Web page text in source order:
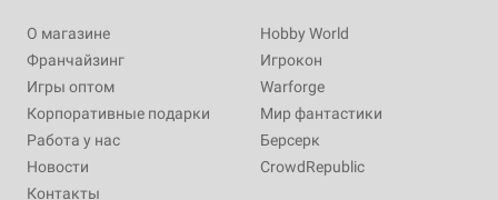
О магазине
Франчайзинг
Игры оптом
Корпоративные подарки
Работа у нас
Новости
Контакты
Hobby World
Игрокон
Warforge
Мир фантастики
Берсерк
CrowdRepublic